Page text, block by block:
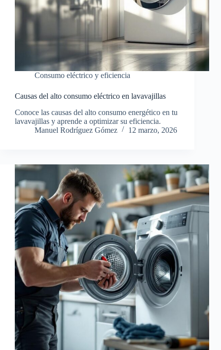
Consumo eléctrico y eficiencia
Causas del alto consumo eléctrico en lavavajillas
Conoce las causas del alto consumo energético en tu
lavavajillas y aprende a optimizar su eficiencia.
Manuel Rodríguez Gómez
12 marzo, 2026